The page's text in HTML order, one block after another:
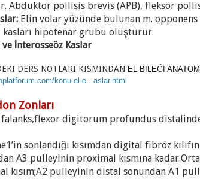
Abdüktor pollisis brevis (APB), fleksör
Elin volar yüzünde bulunan m.
hipotenar grubu oluşturur.
İnterosseöz Kaslar
DERS NOTLARI KISMINDAN EL BİLEĞİ
konu-el-e...aslar.html
Zonları
digitorum profundus
sonlandığı kısımdan digital fibröz
A3 pulleyinin proximal kısmına
kısım;A2 pulleyinin distal sonundan A1